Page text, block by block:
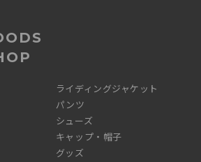
ライディングジャケット
パンツ
シューズ
キャップ・帽子
グッズ